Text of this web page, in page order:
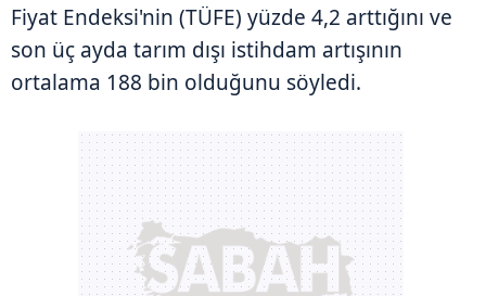
Fiyat Endeksi'nin (TÜFE) yüzde 4,2 arttığını ve
son üç ayda tarım dışı istihdam artışının
ortalama 188 bin olduğunu söyledi.